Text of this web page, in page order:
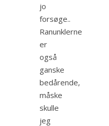
jo
forsøge..
Ranunklerne
er
også
ganske
bedårende,
måske
skulle
jeg